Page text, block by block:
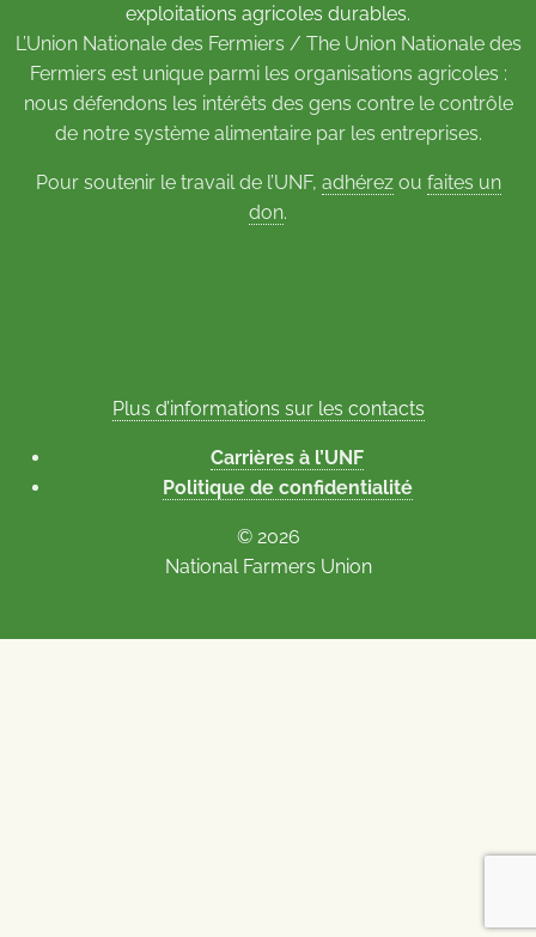
exploitations agricoles durables.
L’Union Nationale des Fermiers / The Union Nationale des
Fermiers est unique parmi les organisations agricoles :
nous défendons les intérêts des gens contre le contrôle
de notre système alimentaire par les entreprises.
Pour soutenir le travail de l’UNF, adhérezou faites un
don.
Plus d’informations sur les contacts
Carrières à l’UNF
Politique de confidentialité
© 2026
National Farmers Union